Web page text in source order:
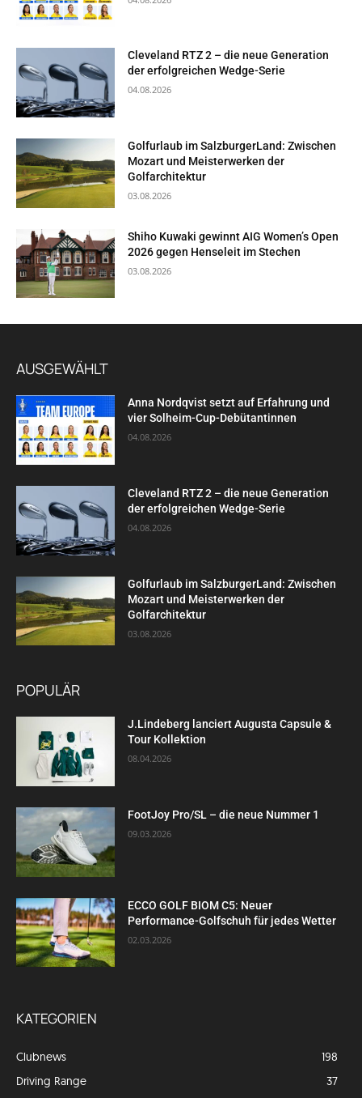
Cleveland RTZ 2 – die neue Generation
der erfolgreichen Wedge-Serie
04.08.2026
Golfurlaub im SalzburgerLand: Zwischen
Mozart und Meisterwerken der
Golfarchitektur
03.08.2026
Shiho Kuwaki gewinnt AIG Women’s Open
2026 gegen Henseleit im Stechen
03.08.2026
AUSGEWÄHLT
Anna Nordqvist setzt auf Erfahrung und
vier Solheim-Cup-Debütantinnen
04.08.2026
Cleveland RTZ 2 – die neue Generation
der erfolgreichen Wedge-Serie
04.08.2026
Golfurlaub im SalzburgerLand: Zwischen
Mozart und Meisterwerken der
Golfarchitektur
03.08.2026
POPULÄR
J.Lindeberg lanciert Augusta Capsule &
Tour Kollektion
08.04.2026
FootJoy Pro/SL – die neue Nummer 1
09.03.2026
ECCO GOLF BIOM C5: Neuer
Performance-Golfschuh für jedes Wetter
02.03.2026
KATEGORIEN
Clubnews
198
Driving Range
37